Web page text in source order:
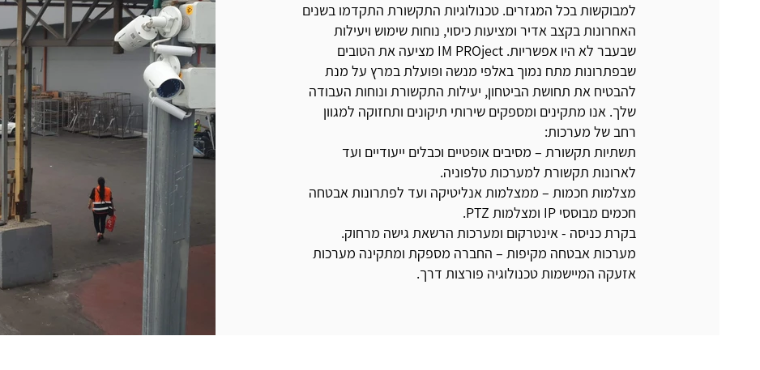
למבוקשות בכל המגזרים. טכנולוגיות התקשורת התקדמו בשנים
האחרונות בקצב אדיר ומציעות כיסוי, נוחות שימוש ויעילות
שבעבר לא היו אפשריות. IM PROject מציעה את הטובים
שבפתרונות מתח נמוך באלפי מנשה ופועלת במרץ על מנת
להבטיח את תחושת הביטחון, יעילות התקשורת ונוחות העבודה
שלך. אנו מתקינים ומספקים שירותי תיקונים ותחזוקה למגוון
רחב של מערכות:
תשתיות תקשורת – מסיבים אופטיים וכבלים ייעודיים ועד
לארונות תקשורת למערכות טלפוניה.
מצלמות חכמות – ממצלמות אנליטיקה ועד לפתרונות אבטחה
חכמים מבוססי IP ומצלמות PTZ.
בקרת כניסה - אינטרקום ומערכות הרשאת גישה מרחוק.
מערכות אבטחה מקיפות – החברה מספקת ומתקינה מערכות
אזעקה המיישמות טכנולוגיה פורצות דרך.